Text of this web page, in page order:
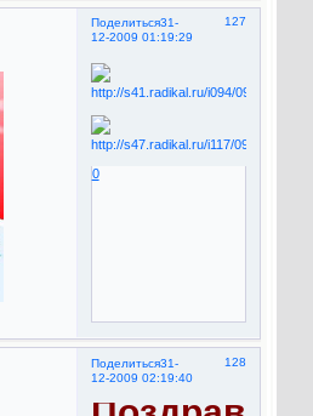
Поделиться 127
31-
12-2009 01:19:29
0
Поделиться 128
31-
12-2009 02:19:40